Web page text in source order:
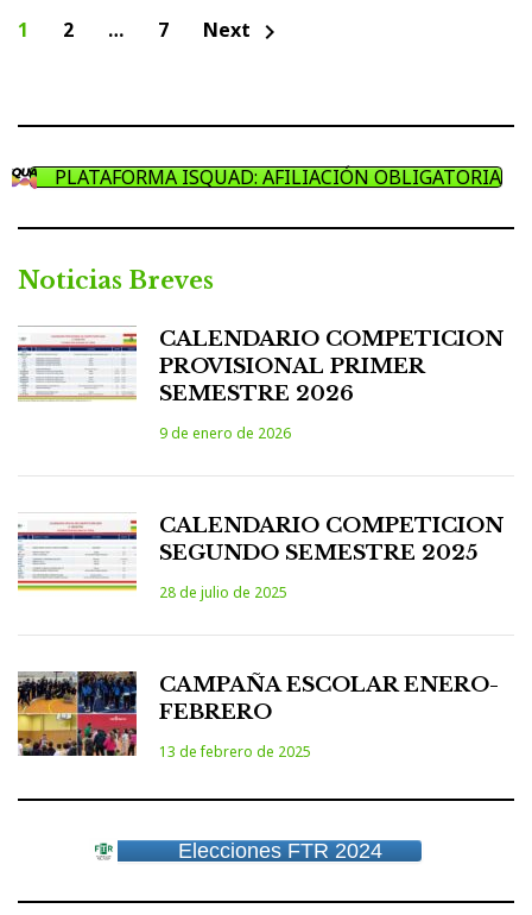
Paginación
1 2 … 7 Next chevron_right
PLATAFORMA ISQUAD: AFILIACIÓN OBLIGATORIA
Noticias Breves
CALENDARIO COMPETICION
PROVISIONAL PRIMER
SEMESTRE 2026
9 de enero de 2026
CALENDARIO COMPETICION
SEGUNDO SEMESTRE 2025
28 de julio de 2025
CAMPAÑA ESCOLAR ENERO-
FEBRERO
13 de febrero de 2025
Elecciones FTR 2024